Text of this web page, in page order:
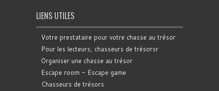
LIENS UTILES
Votre prestataire pour votre chasse au trésor
Pour les lecteurs, chasseurs de trésorsr
Organiser une chasse au trésor
Escape room - Escape game
Chasseurs de trésors